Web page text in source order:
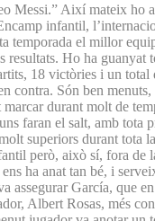
Messi.” Així mateix ho
infantil,
temporada el millor
resultats. Ho ha guanyat
18 victòries i un total
contra. Són ben
durant molt de
faran el salt, amb tota
superiors durant tota
però, això sí, fora de
ha anat tan bé, i
assegurar García, que
Albert Rosas, més